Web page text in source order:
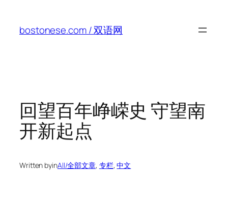
content
bostonese.com / 双语网
回望百年峥嵘史 守望南
开新起点
Written byinAll/全部文章, 专栏, 中文